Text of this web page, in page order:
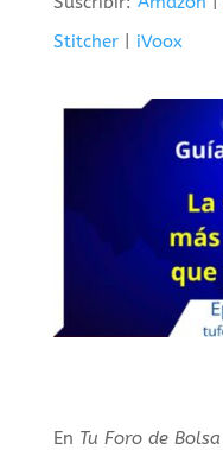
Stitcher| iVoox
En Tu Foro de Bolsa